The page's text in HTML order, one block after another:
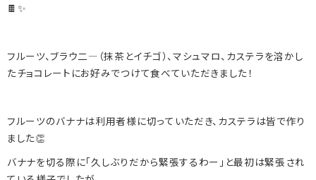
🍫✨
フルーツ、ブラウ二―（抹茶とイチゴ）、マシュマロ、カステラを溶かし
たチョコレートにお好みでつけて食べていただきました！
フルーツのバナナは利用者様に切っていただき、カステラは皆で作り
ました👏
バナナを切る際に「久しぶりだから緊張するわー」と最初は緊張され